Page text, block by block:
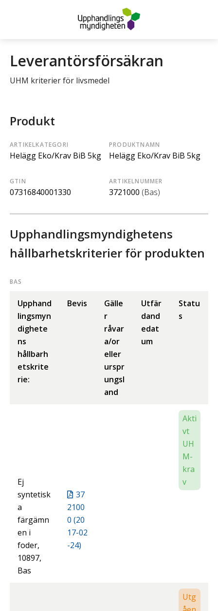
Leverantörsförsäkran
UHM kriterier för livsmedel
Produkt
ARTIKELKATEGORI
Helägg Eko/Krav BiB 5kg
PRODUKTNAMN
Helägg Eko/Krav BiB 5kg
GTIN
07316840001330
ARTIKELNUMMER
3721000 (Bas)
Upphandlingsmyndighetens
hållbarhetskriterier för produkten
BAS
Upphand
lingsmyn
dighete
ns
hållbarh
etskrite
rie:
Bevis
Gälle
r
råvar
a/or
eller
urspr
ungsl
and
Utfär
dand
edat
um
Statu
s
Ej
syntetisk
a
färgämn
en i
foder,
10897,
Bas
37
2100
0 (20
17-02
-24)
Akti
vt
UH
M-
kra
v
Utg